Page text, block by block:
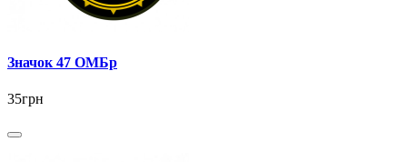
Значок 47 ОМБр
35грн